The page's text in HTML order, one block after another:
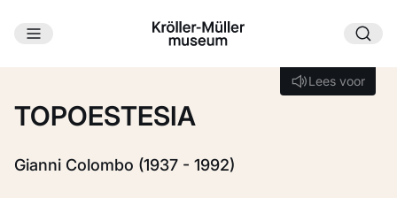
Ga naar hoofdinhoud
Lees voor
Lees voor
TOPOESTESIA
Gianni Colombo (1937 - 1992)